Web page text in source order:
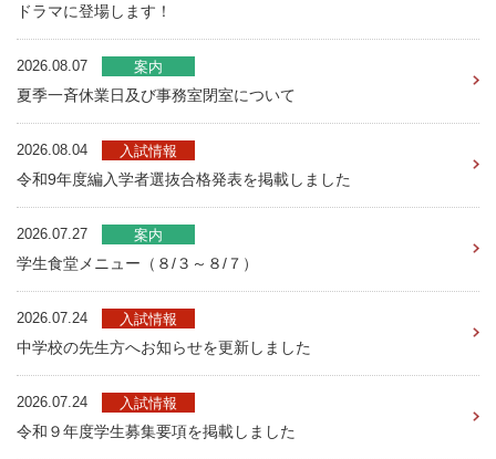
ドラマに登場します！
2026.08.07 案内
夏季一斉休業日及び事務室閉室について
2026.08.04 入試情報
令和9年度編入学者選抜合格発表を掲載しました
2026.07.27 案内
学生食堂メニュー（８/３～８/７）
2026.07.24 入試情報
中学校の先生方へお知らせを更新しました
2026.07.24 入試情報
令和９年度学生募集要項を掲載しました